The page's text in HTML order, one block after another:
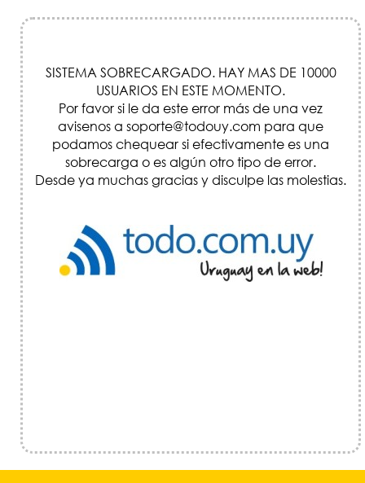
SISTEMA SOBRECARGADO. HAY MAS DE 10000
USUARIOS EN ESTE MOMENTO.
Por favor si le da este error más de una vez
avisenos a soporte@todouy.com para que
podamos chequear si efectivamente es una
sobrecarga o es algún otro tipo de error.
Desde ya muchas gracias y disculpe las molestias.